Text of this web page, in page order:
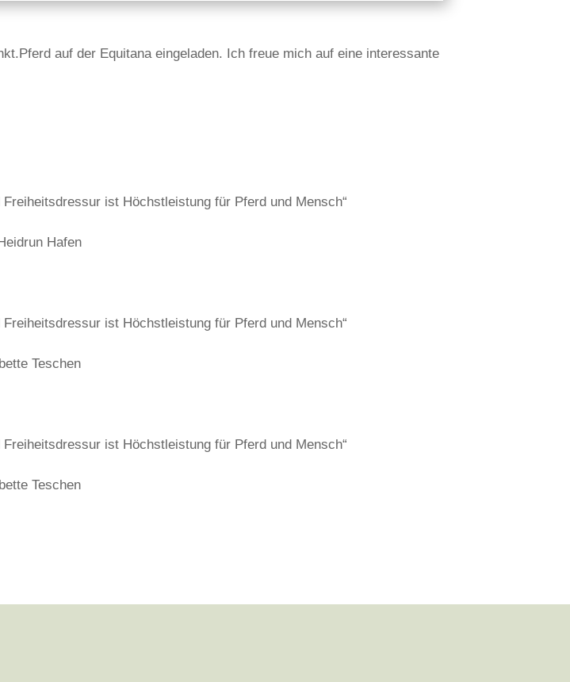
auf der Equitana eingeladen. Ich freue mich auf eine interessante
ist Höchstleistung für Pferd und Mensch“
Hafen
ist Höchstleistung für Pferd und Mensch“
Teschen
ist Höchstleistung für Pferd und Mensch“
Teschen